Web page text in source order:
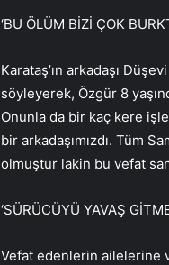
‘BU ÖLÜM BİZİ ÇOK
Karataş’ın arkadaşı
söyleyerek, Özgür 8
Onunla da bir kaç kere
bir arkadaşımızdı. Tüm
olmuştur lakin bu vefat
‘SÜRÜCÜYÜ YAVAŞ
Vefat edenlerin ailelerine